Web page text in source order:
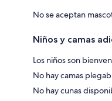
No se aceptan
Niños y camas
Los niños son
No hay camas
No hay cunas